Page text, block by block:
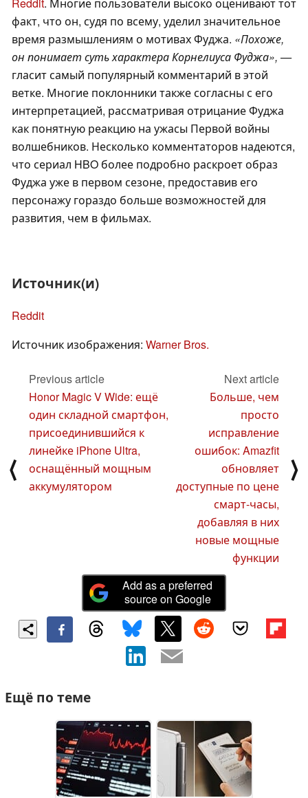
факт, что он, судя по всему, уделил значительное
время размышлениям о мотивах Фуджа. «Похоже,
он понимает суть характера Корнелиуса Фуджа», —
гласит самый популярный комментарий в этой
ветке. Многие поклонники также согласны с его
интерпретацией, рассматривая отрицание Фуджа
как понятную реакцию на ужасы Первой войны
волшебников. Несколько комментаторов надеются,
что сериал HBO более подробно раскроет образ
Фуджа уже в первом сезоне, предоставив его
персонажу гораздо больше возможностей для
развития, чем в фильмах.
Источник(и)
Reddit
Источник изображения: Warner Bros.
⟨
Previous article
Honor Magic V Wide: ещё
один складной смартфон,
присоединившийся к
линейке iPhone Ultra,
оснащённый мощным
аккумулятором
Next article
Больше, чем
просто
исправление
ошибок: Amazfit
обновляет
доступные по цене
смарт-часы,
добавляя в них
новые мощные
функции
⟩
Add as a preferred
source on Google
Ещё по теме